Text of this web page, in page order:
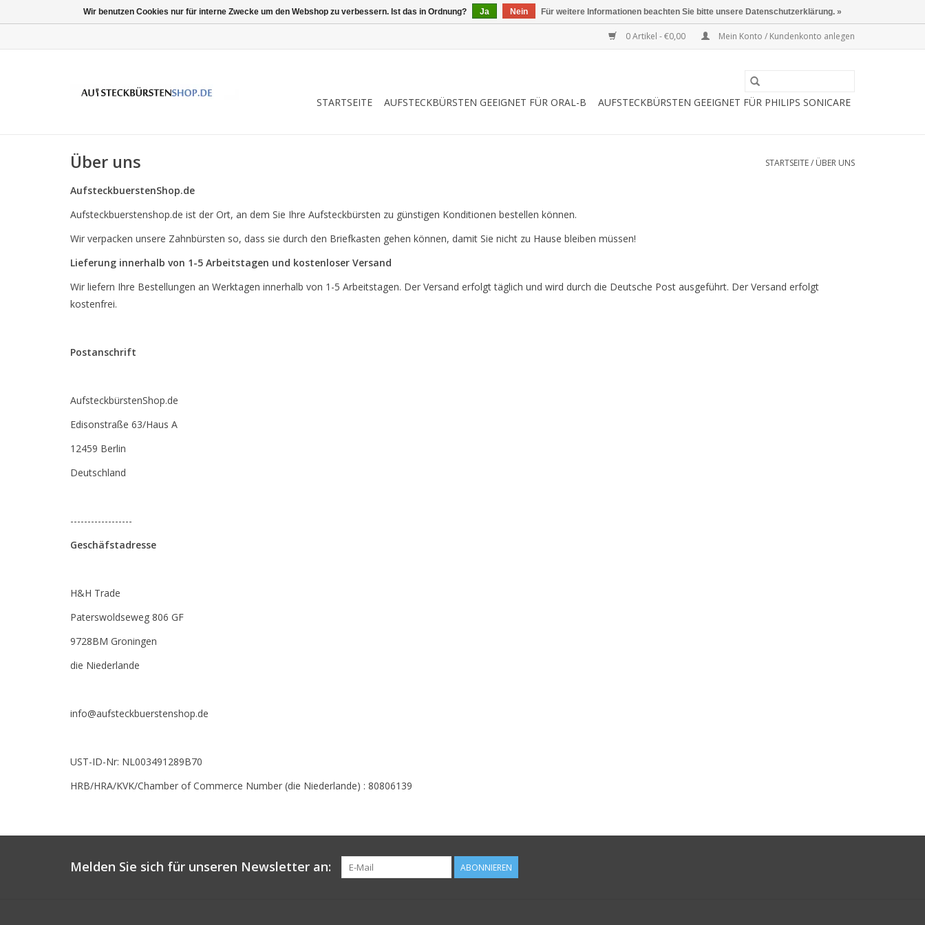
0 Artikel - €0,00 Mein Konto / Kundenkonto anlegen
STARTSEITE AUFSTECKBÜRSTEN GEEIGNET FÜR ORAL-B AUFSTECKBÜRSTEN GEEIGNET FÜR PHILIPS SONICARE
Über uns STARTSEITE/ ÜBER UNS
AufsteckbuerstenShop.de
Aufsteckbuerstenshop.de ist der Ort, an dem Sie Ihre Aufsteckbürsten zu günstigen Konditionen bestellen können.
Wir verpacken unsere Zahnbürsten so, dass sie durch den Briefkasten gehen können, damit Sie nicht zu Hause bleiben müssen!
Lieferung innerhalb von 1-5 Arbeitstagen und kostenloser Versand
Wir liefern Ihre Bestellungen an Werktagen innerhalb von 1-5 Arbeitstagen. Der Versand erfolgt täglich und wird durch die Deutsche Post ausgeführt. Der Versand erfolgt
kostenfrei.
Postanschrift
AufsteckbürstenShop.de
Edisonstraße 63/Haus A
12459 Berlin
Deutschland
------------------
Geschäfstadresse
H&H Trade
Paterswoldseweg 806 GF
9728BM Groningen
die Niederlande
info@aufsteckbuerstenshop.de
UST-ID-Nr: NL003491289B70
HRB/HRA/KVK/Chamber of Commerce Number (die Niederlande) : 80806139
Melden Sie sich für unseren Newsletter an: ABONNIEREN
Wir benutzen Cookies nur für interne Zwecke um den Webshop zu verbessern. Ist das in Ordnung? Ja Nein Für weitere Informationen beachten Sie bitte unsere Datenschutzerklärung. »